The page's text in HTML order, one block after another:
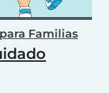
Familias